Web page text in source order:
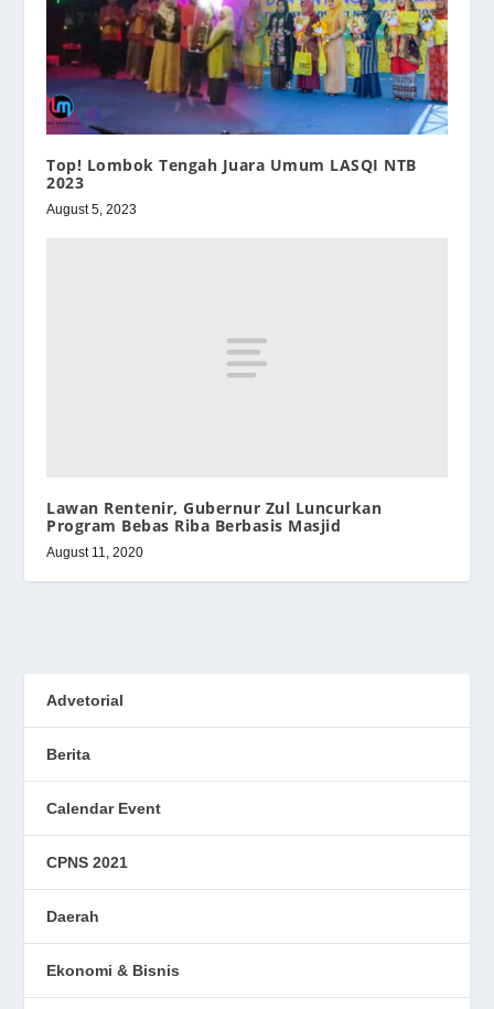
Top! Lombok Tengah Juara Umum LASQI NTB
2023
August 5, 2023
Lawan Rentenir, Gubernur Zul Luncurkan
Program Bebas Riba Berbasis Masjid
August 11, 2020
Advetorial
Berita
Calendar Event
CPNS 2021
Daerah
Ekonomi & Bisnis